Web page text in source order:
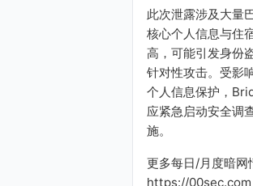
此次泄露涉及大量
核心个人信息与住
高，可能引发身份
针对性攻击。受影
个人信息保护，
应紧急启动安全调
施。
更多每日/月度暗网
https://00sec.com